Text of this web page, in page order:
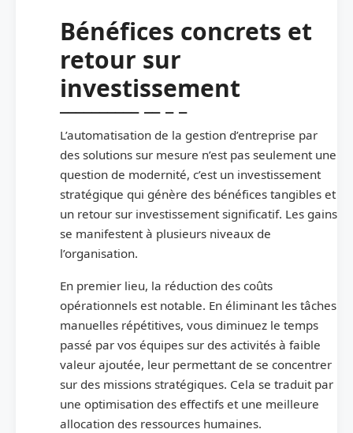
Bénéfices concrets et
retour sur
investissement
L’automatisation de la gestion d’entreprise par
des solutions sur mesure n’est pas seulement une
question de modernité, c’est un investissement
stratégique qui génère des bénéfices tangibles et
un retour sur investissement significatif. Les gains
se manifestent à plusieurs niveaux de
l’organisation.
En premier lieu, la réduction des coûts
opérationnels est notable. En éliminant les tâches
manuelles répétitives, vous diminuez le temps
passé par vos équipes sur des activités à faible
valeur ajoutée, leur permettant de se concentrer
sur des missions stratégiques. Cela se traduit par
une optimisation des effectifs et une meilleure
allocation des ressources humaines.